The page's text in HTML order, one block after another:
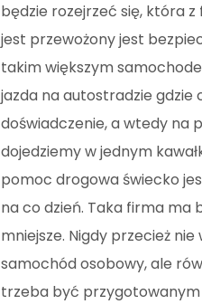
będzie rozejrzeć się, która
jest przewożony jest
takim większym
jazda na autostradzie gdzie
doświadczenie, a wtedy na
dojedziemy w jednym
pomoc drogowa świecko
na co dzień. Taka firma ma
mniejsze. Nigdy przecież
samochód osobowy, ale
trzeba być przygotowanym